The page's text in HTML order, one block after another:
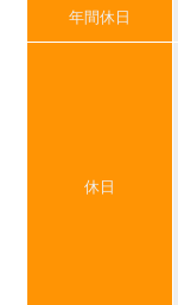
年間休日
休日